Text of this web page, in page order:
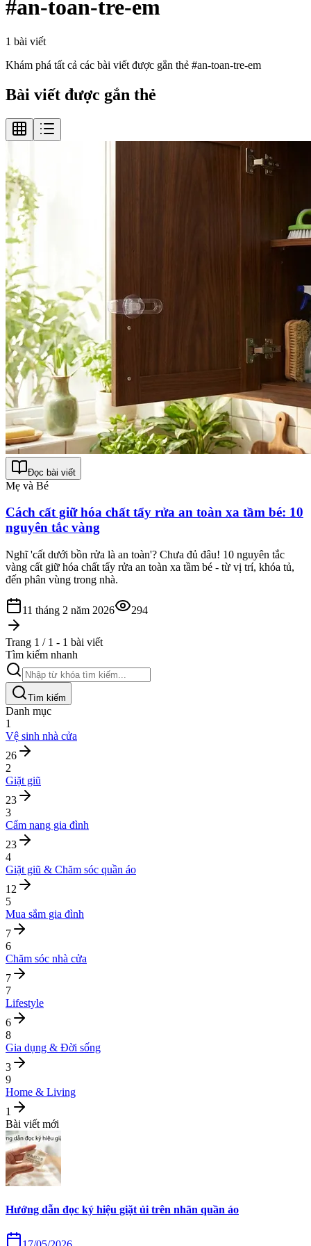
#an-toan-tre-em
1 bài viết
Khám phá tất cả các bài viết được gắn thẻ #an-toan-tre-em
Bài viết được gắn thẻ
Đọc bài viết
Mẹ và Bé
Cách cất giữ hóa chất tẩy rửa an toàn xa tầm bé: 10
nguyên tắc vàng
Nghĩ 'cất dưới bồn rửa là an toàn'? Chưa đủ đâu! 10 nguyên tắc
vàng cất giữ hóa chất tẩy rửa an toàn xa tầm bé - từ vị trí, khóa tủ,
đến phân vùng trong nhà.
11 tháng 2 năm 2026 294
Trang 1 / 1 - 1 bài viết
Tìm kiếm nhanh
Tìm kiếm
Danh mục
1
Vệ sinh nhà cửa
26
2
Giặt giũ
23
3
Cẩm nang gia đình
23
4
Giặt giũ & Chăm sóc quần áo
12
5
Mua sắm gia đình
7
6
Chăm sóc nhà cửa
7
7
Lifestyle
6
8
Gia dụng & Đời sống
3
9
Home & Living
1
Bài viết mới
Hướng dẫn đọc ký hiệu giặt ủi trên nhãn quần áo